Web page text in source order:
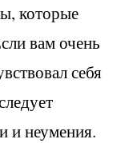
которые
вам очень
себя
и неумения.